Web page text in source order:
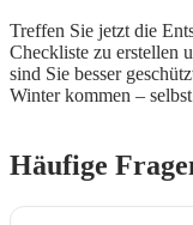
Treffen Sie jetzt die
Checkliste zu erstellen
sind Sie besser
Winter kommen –
Häufige